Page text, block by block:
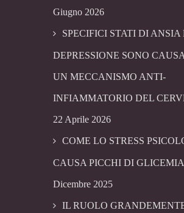
Giugno 2026
SPECIFICI STATI DI ANSIA
DEPRESSIONE SONO
UN MECCANISMO ANTI-
INFIAMMATORIO DEL
22 Aprile 2026
COME LO STRESS
CAUSA PICCHI DI GLICEMIA
Dicembre 2025
IL RUOLO